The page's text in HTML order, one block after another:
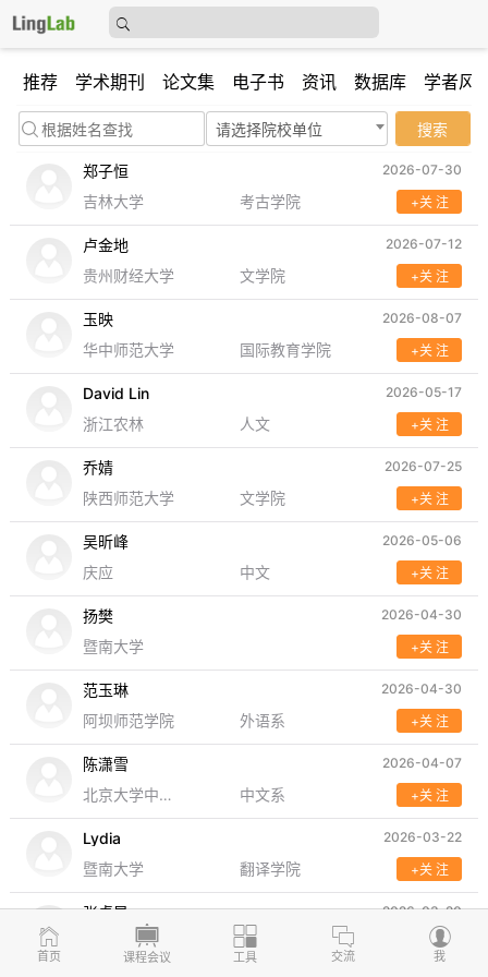
推荐 学术期刊 论文集 电子书 资讯 数据库 学者风
请选择院校单位 搜索
郑子恒 2026-07-30
吉林大学 考古学院 +关 注
卢金地 2026-07-12
贵州财经大学 文学院 +关 注
玉映 2026-08-07
华中师范大学 国际教育学院 +关 注
David Lin 2026-05-17
浙江农林 人文 +关 注
乔婧 2026-07-25
陕西师范大学 文学院 +关 注
吴昕峰 2026-05-06
庆应 中文 +关 注
扬樊 2026-04-30
暨南大学 +关 注
范玉琳 2026-04-30
阿坝师范学院 外语系 +关 注
陈潇雪 2026-04-07
北京大学中文系 中文系 +关 注
Lydia 2026-03-22
暨南大学 翻译学院 +关 注
张卓异 2026-03-20
湖北第二师范学院 +关 注
首页 课程会议 工具 交流 我